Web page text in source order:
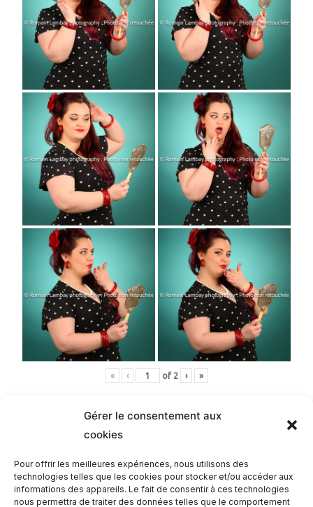
Gérer le consentement aux
cookies
Pour offrir les meilleures expériences, nous utilisons des
technologies telles que les cookies pour stocker et/ou accéder aux
informations des appareils. Le fait de consentir à ces technologies
nous permettra de traiter des données telles que le comportement
« ‹ of 2 › »
Romain